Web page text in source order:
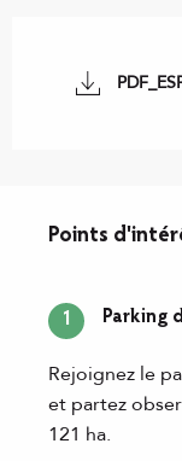
Points
1 Parking
Rejoignez le
et partez
121 ha.